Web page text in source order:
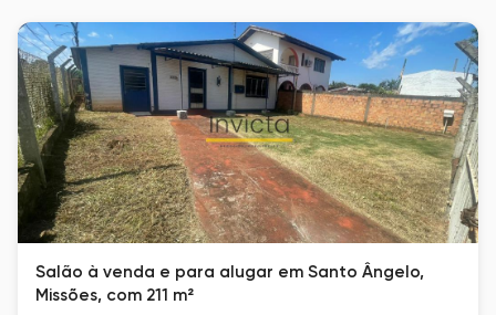
Salão à venda e para alugar em Santo Ângelo,
Missões, com 211 m²